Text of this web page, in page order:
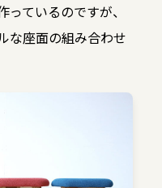
ているのですが、
な座面の組み合わせ